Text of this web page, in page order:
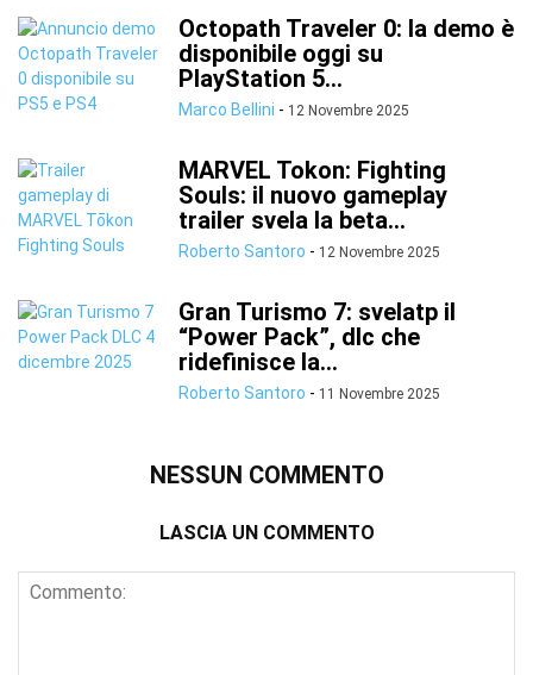
Octopath Traveler 0: la demo è
disponibile oggi su
PlayStation 5...
Marco Bellini - 12 Novembre 2025
MARVEL Tokon: Fighting
Souls: il nuovo gameplay
trailer svela la beta...
Roberto Santoro - 12 Novembre 2025
Gran Turismo 7: svelatp il
“Power Pack”, dlc che
ridefinisce la...
Roberto Santoro - 11 Novembre 2025
NESSUN COMMENTO
LASCIA UN COMMENTO